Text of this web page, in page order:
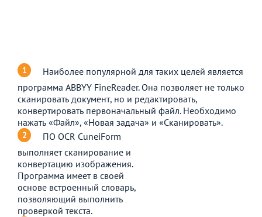
Наиболее популярной для таких целей является
программа ABBYY FineReader. Она позволяет не только
сканировать документ, но и редактировать,
конвертировать первоначальный файл. Необходимо
нажать «Файл», «Новая задача» и «Сканировать».
ПО OCR CuneiForm
выполняет сканирование и
конвертацию изображения.
Программа имеет в своей
основе встроенный словарь,
позволяющий выполнить
проверкой текста.